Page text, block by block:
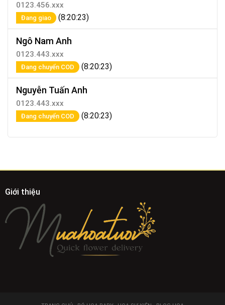
0123.456.xxx
Đang giao (8:20:23)
Ngô Nam Anh
0123.443.xxx
Đang chuyển COD (8:20:23)
Nguyễn Tuấn Anh
0123.443.xxx
Đang chuyển COD (8:20:23)
Giới thiệu